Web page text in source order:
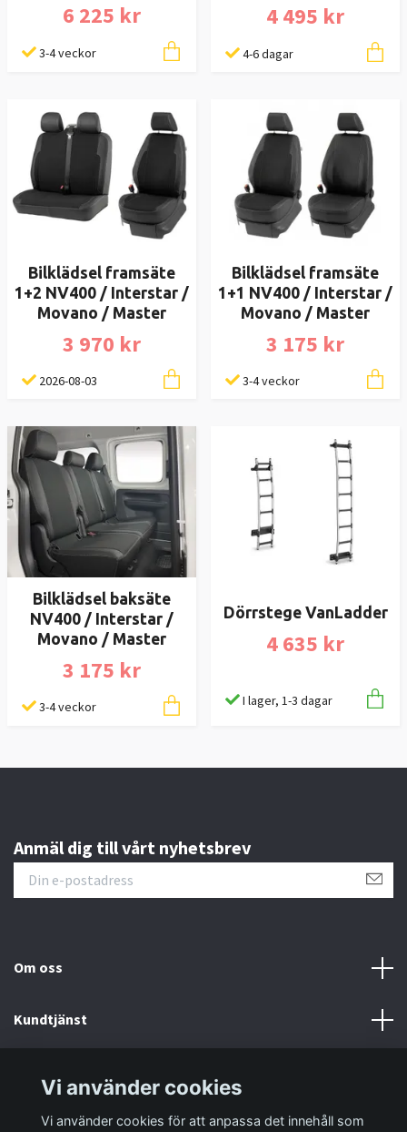
6 225 kr
3-4 veckor
4 495 kr
4-6 dagar
Bilklädsel framsäte
1+2 NV400 / Interstar /
Movano / Master
3 970 kr
2026-08-03
Bilklädsel framsäte
1+1 NV400 / Interstar /
Movano / Master
3 175 kr
3-4 veckor
Bilklädsel baksäte
NV400 / Interstar /
Movano / Master
3 175 kr
3-4 veckor
Dörrstege VanLadder
4 635 kr
I lager, 1-3 dagar
Anmäl dig till vårt nyhetsbrev
Om oss
Kundtjänst
Sociala medier
Vi använder cookies
Vi använder cookies för att anpassa det innehåll som